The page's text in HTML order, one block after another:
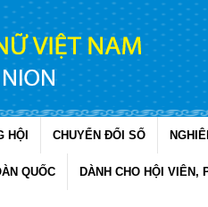
HỘI CHUYỂN ĐỔI SỐ
QUỐC DÀNH CHO HỘI VIÊN,